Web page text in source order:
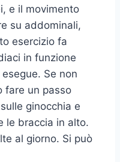
e il movimento
su addominali,
esercizio fa
in funzione
Se non
fare un passo
ginocchia e
le braccia in alto.
al giorno. Si può